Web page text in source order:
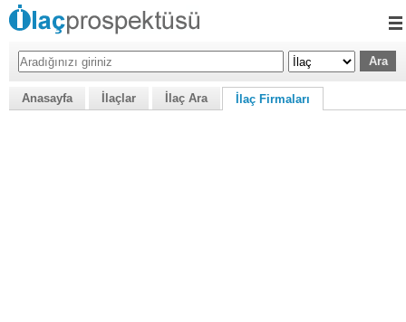
Anasayfa İlaçlar İlaç Ara İlaç Firmaları